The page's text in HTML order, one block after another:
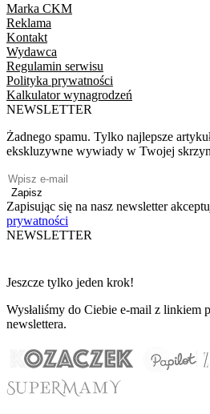
Marka CKM
Reklama
Kontakt
Wydawca
Regulamin serwisu
Polityka prywatności
Kalkulator wynagrodzeń
NEWSLETTER
Żadnego spamu. Tylko najlepsze
ekskluzywne wywiady w Twojej
Zapisz
Zapisując się na nasz newsletter
prywatności
NEWSLETTER
Jeszcze tylko jeden krok!
Wysłaliśmy do Ciebie e-mail z linkiem
newslettera.